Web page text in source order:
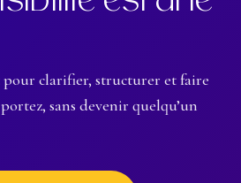
clarifier, structurer et faire
sans devenir quelqu’un